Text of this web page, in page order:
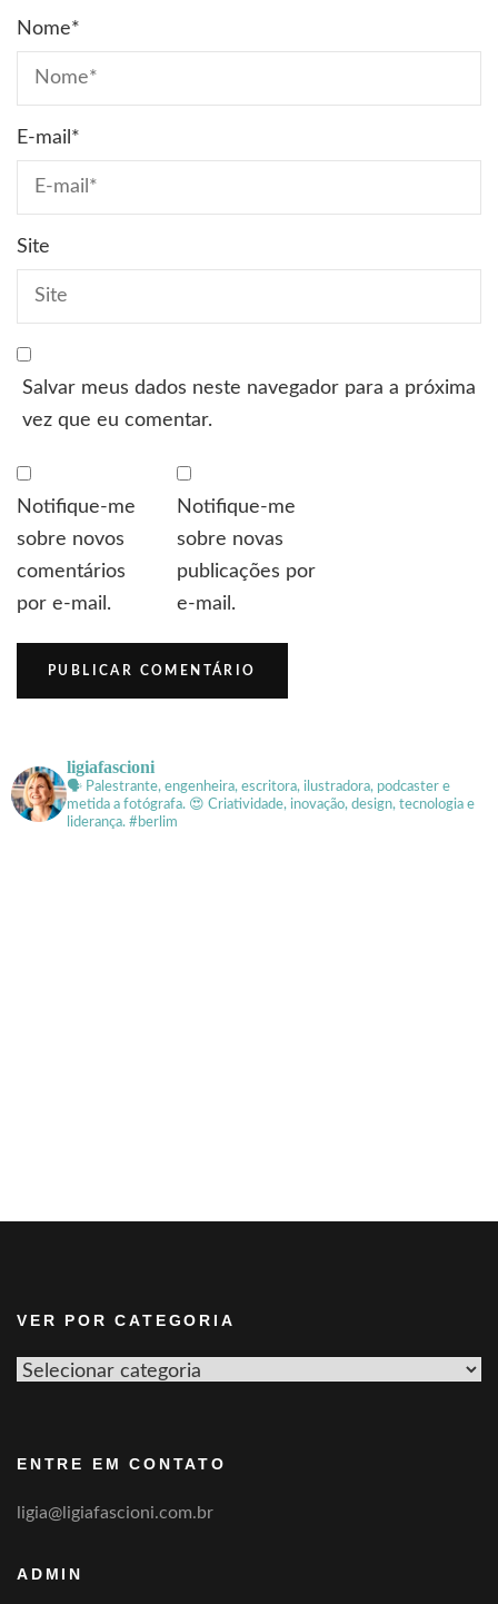
Nome*
E-mail *
Site
Salvar meus dados neste navegador para a próxima
vez que eu comentar.
Notifique-me
sobre novos
comentários
por e-mail.
Notifique-me
sobre novas
publicações por
e-mail.
ligiafascioni
🗣 Palestrante, engenheira, escritora, ilustradora, podcaster e
metida a fotógrafa. 😍 Criatividade, inovação, design, tecnologia e
liderança. #berlim
VER POR CATEGORIA
Ver
ENTRE EM CONTATO
ligia@ligiafascioni.com.br
ADMIN